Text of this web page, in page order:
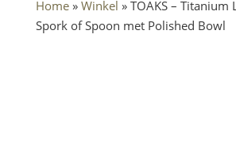
Home» Winkel » TOAKS – Titanium
Spork of Spoon met Polished Bowl